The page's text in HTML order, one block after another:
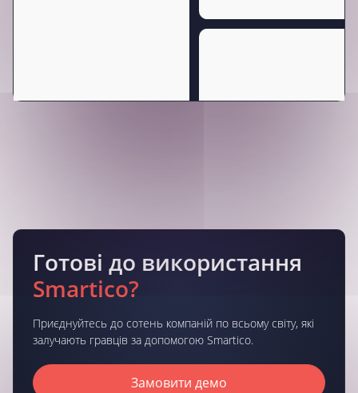
Готові до використання
Smartico?
Приєднуйтесь до сотень компаній по всьому світу, які
залучають гравців за допомогою Smartico.
Замовити демо